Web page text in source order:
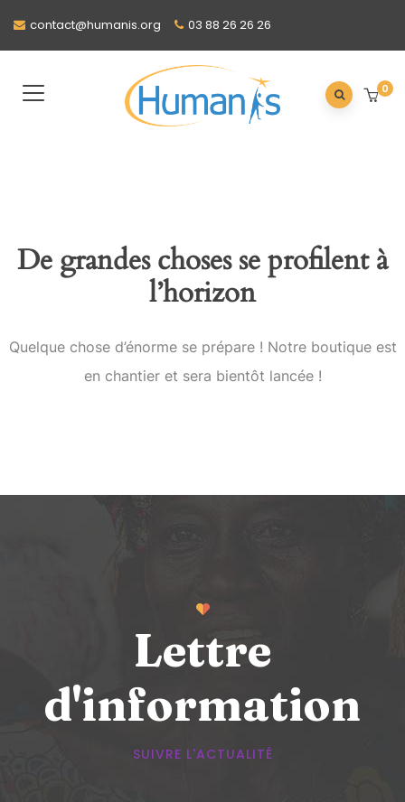
contact@humanis.org 03 88 26 26 26
0
De grandes choses se profilent à
l’horizon
Quelque chose d’énorme se prépare ! Notre boutique est
en chantier et sera bientôt lancée !
Lettre
d'information
SUIVRE L'ACTUALITÉ